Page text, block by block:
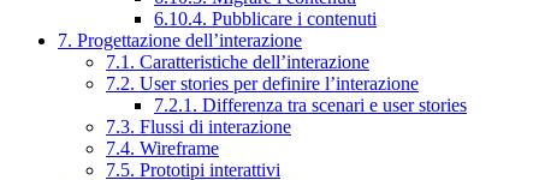
6.10.4. Pubblicare i contenuti
7. Progettazione dell’interazione
7.1. Caratteristiche dell’interazione
7.2. User stories per definire l’interazione
7.2.1. Differenza tra scenari e user stories
7.3. Flussi di interazione
7.4. Wireframe
7.5. Prototipi interattivi